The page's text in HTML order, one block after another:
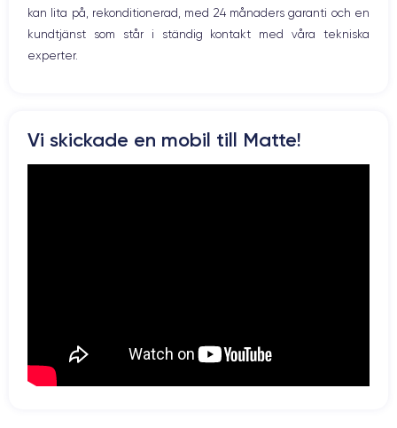
Batterie Type de SIM
Pour découvrir toutes les caractéristiques de ce smartphone,
kan lita på, rekonditionerad, med 24 månaders garanti och en
kundtjänst som står i ständig kontakt med våra tekniska
experter.
Vi skickade en mobil till Matte!